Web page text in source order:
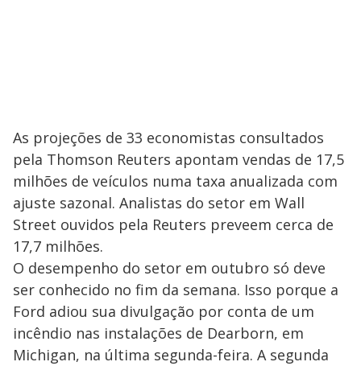
As projeções de 33 economistas consultados
pela Thomson Reuters apontam vendas de 17,5
milhões de veículos numa taxa anualizada com
ajuste sazonal. Analistas do setor em Wall
Street ouvidos pela Reuters preveem cerca de
17,7 milhões.
O desempenho do setor em outubro só deve
ser conhecido no fim da semana. Isso porque a
Ford adiou sua divulgação por conta de um
incêndio nas instalações de Dearborn, em
Michigan, na última segunda-feira. A segunda